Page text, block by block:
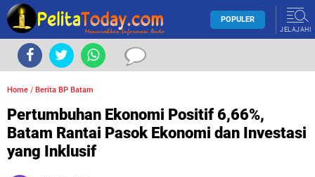
POPULER
JELAJAHI
Home / Berita BP Batam
Pertumbuhan Ekonomi Positif 6,66%,
Batam Rantai Pasok Ekonomi dan Investasi
yang Inklusif